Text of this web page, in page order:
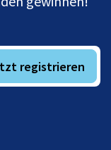
registrieren